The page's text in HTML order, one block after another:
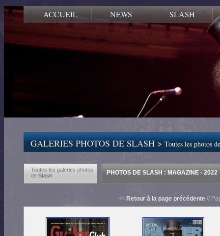
ACCUEIL NEWS SLASH
GALERIES PHOTOS DE SLASH >Toutes les photos
Toutes les galeries photos
de Slash PHOTOS DE SLASH : MAGAZINE - 2022
<< Retour à la page précédente //